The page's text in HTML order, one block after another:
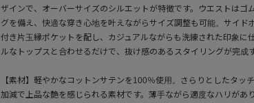
ザインで、オーバーサイズのシルエットが特徴です。ウエストはゴ
グを備え、快適な穿き心地を叶えながらサイズ調整も可能。サイド
付き片玉縁ポケットを配し、カジュアルながらも洗練された印象に
ルなトップスと合わせるだけで、抜け感のあるスタイリングが完成
【素材】軽やかなコットンサテンを100％使用。さらりとしたタッ
加減で上品な艶を感じられる素材です。薄手ながら適度なハリがあ